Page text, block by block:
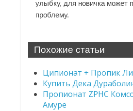
улыбку, для новичка может
проблему.
Похожие статьи
Ципионат + Пропик
Купить Дека
Пропионат ZPHC
Амуре